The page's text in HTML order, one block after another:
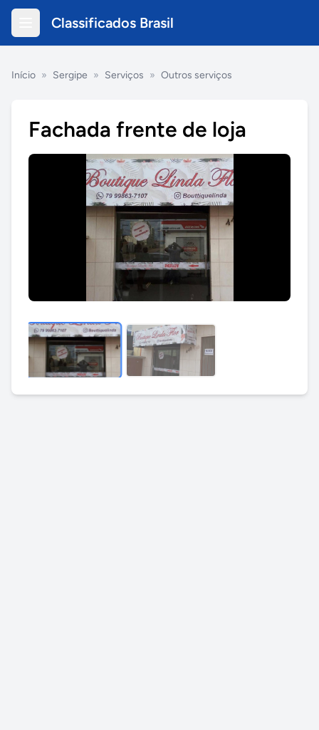
Classificados Brasil
Início » Sergipe » Serviços » Outros serviços
Fachada frente de loja